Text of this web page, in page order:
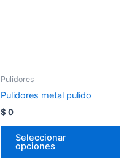
Pulidores
Pulidores metal pulido
$ 0
Seleccionar
opciones